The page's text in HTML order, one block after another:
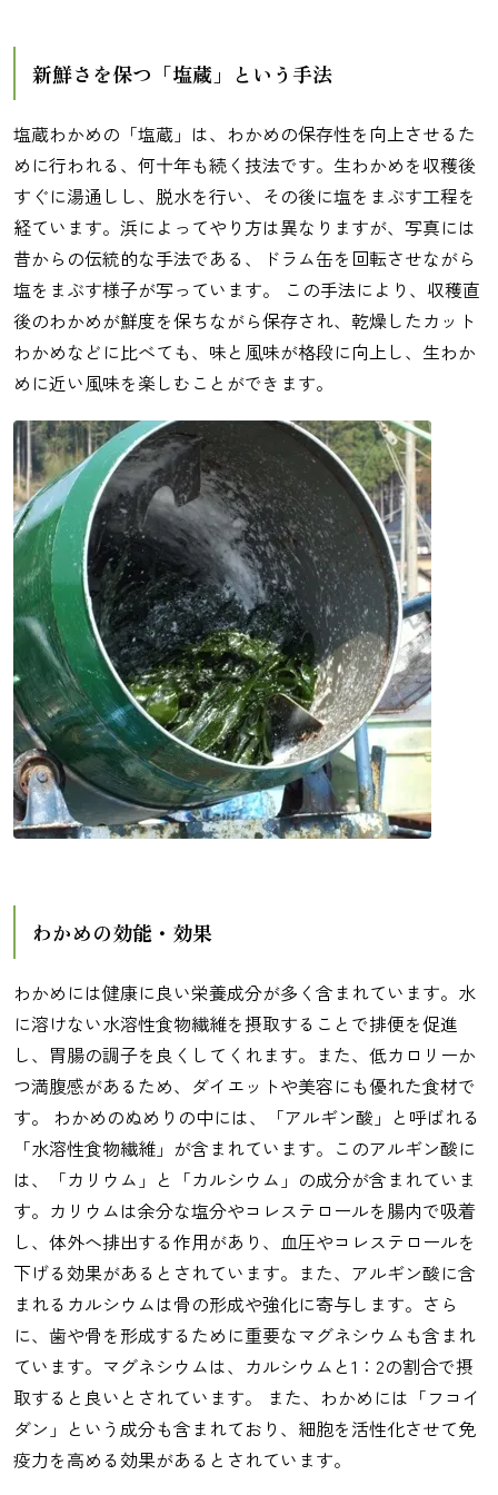
新鮮さを保つ「塩蔵」という手法
塩蔵わかめの「塩蔵」は、わかめの保存性を向上させるた
めに行われる、何十年も続く技法です。生わかめを収穫後
すぐに湯通しし、脱水を行い、その後に塩をまぶす工程を
経ています。浜によってやり方は異なりますが、写真には
昔からの伝統的な手法である、ドラム缶を回転させながら
塩をまぶす様子が写っています。 この手法により、収穫直
後のわかめが鮮度を保ちながら保存され、乾燥したカット
わかめなどに比べても、味と風味が格段に向上し、生わか
めに近い風味を楽しむことができます。
わかめの効能・効果
わかめには健康に良い栄養成分が多く含まれています。水
に溶けない水溶性食物繊維を摂取することで排便を促進
し、胃腸の調子を良くしてくれます。また、低カロリーか
つ満腹感があるため、ダイエットや美容にも優れた食材で
す。 わかめのぬめりの中には、「アルギン酸」と呼ばれる
「水溶性食物繊維」が含まれています。このアルギン酸に
は、「カリウム」と「カルシウム」の成分が含まれていま
す。カリウムは余分な塩分やコレステロールを腸内で吸着
し、体外へ排出する作用があり、血圧やコレステロールを
下げる効果があるとされています。また、アルギン酸に含
まれるカルシウムは骨の形成や強化に寄与します。さら
に、歯や骨を形成するために重要なマグネシウムも含まれ
ています。マグネシウムは、カルシウムと1：2の割合で摂
取すると良いとされています。 また、わかめには「フコイ
ダン」という成分も含まれており、細胞を活性化させて免
疫力を高める効果があるとされています。